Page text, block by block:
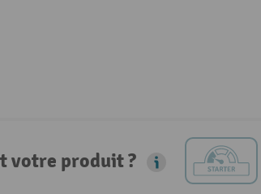
votre produit ?